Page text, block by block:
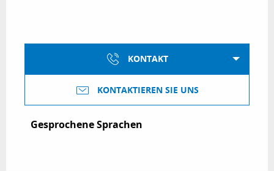
KONTAKT
KONTAKTIEREN SIE UNS
Gesprochene Sprachen
Gesprochene Sprachen